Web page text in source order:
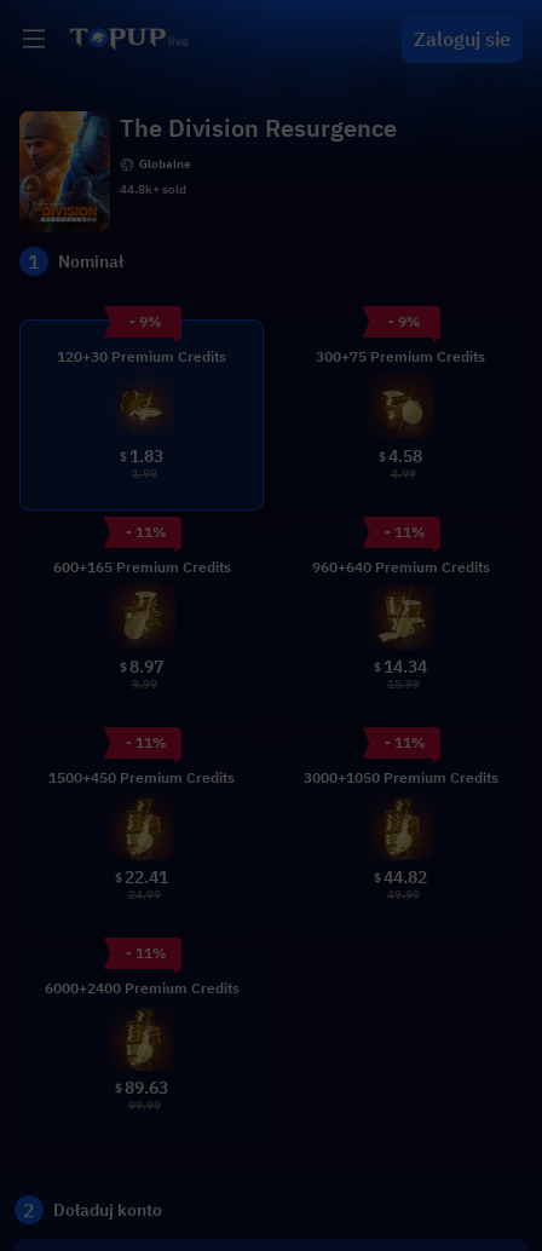
Zaloguj sie
The Division Resurgence
Globalne
44.8k+ sold
1 Nominał
- 9%
120+30 Premium Credits
$ 1.83
1.99
- 9%
300+75 Premium Credits
$4.58
4.99
- 11%
600+165 Premium Credits
$ 8.97
9.99
- 11%
960+640 Premium Credits
$ 14.34
15.99
- 11%
1500+450 Premium Credits
$ 22.41
24.99
- 11%
3000+1050 Premium Credits
$44.82
49.99
- 11%
6000+2400 Premium Credits
$ 89.63
99.99
2 Doładuj konto